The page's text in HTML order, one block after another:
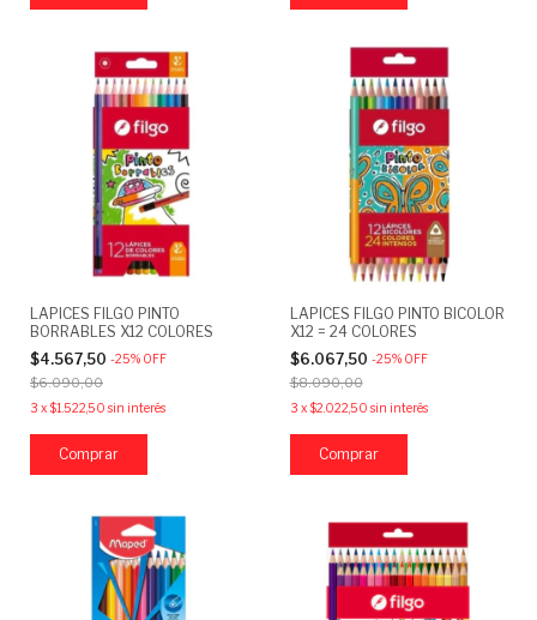
LAPICES FILGO PINTO
BORRABLES X12 COLORES
$4.567,50 -25% OFF
$6.090,00
3 x$1.522,50 sin interés
LAPICES FILGO PINTO BICOLOR
X12 = 24 COLORES
$6.067,50 -25% OFF
$8.090,00
3 x$2.022,50 sin interés